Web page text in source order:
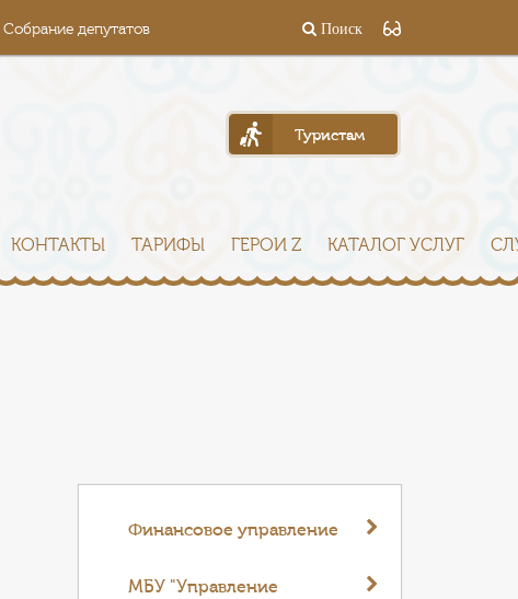
Собрание депутатов Поиск
Туристам
КОНТАКТЫ ТАРИФЫ ГЕРОИ Z КАТАЛОГ УСЛУГ
Финансовое управление
МБУ "Управление